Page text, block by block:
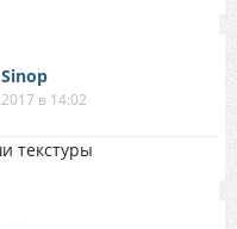
Sinop
в 14:02
текстуры